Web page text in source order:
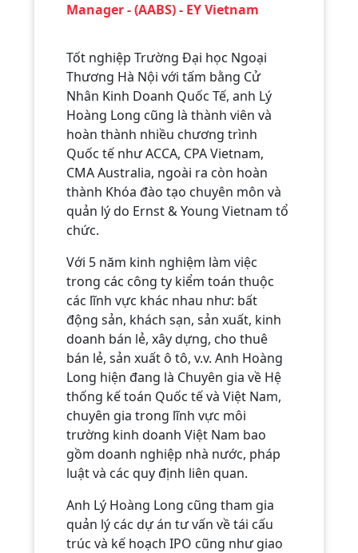
Manager - (AABS) - EY Vietnam
Tốt nghiệp Trường Đại học Ngoại
Thương Hà Nội với tấm bằng Cử
Nhân Kinh Doanh Quốc Tế, anh Lý
Hoàng Long cũng là thành viên và
hoàn thành nhiều chương trình
Quốc tế như ACCA, CPA Vietnam,
CMA Australia, ngoài ra còn hoàn
thành Khóa đào tạo chuyên môn và
quản lý do Ernst & Young Vietnam tổ
chức.
Với 5 năm kinh nghiệm làm việc
trong các công ty kiểm toán thuộc
các lĩnh vực khác nhau như: bất
động sản, khách sạn, sản xuất, kinh
doanh bán lẻ, xây dựng, cho thuê
bán lẻ, sản xuất ô tô, v.v. Anh Hoàng
Long hiện đang là Chuyên gia về Hệ
thống kế toán Quốc tế và Việt Nam,
chuyên gia trong lĩnh vực môi
trường kinh doanh Việt Nam bao
gồm doanh nghiệp nhà nước, pháp
luật và các quy định liên quan.
Anh Lý Hoàng Long cũng tham gia
quản lý các dự án tư vấn về tái cấu
trúc và kế hoạch IPO cũng như giao